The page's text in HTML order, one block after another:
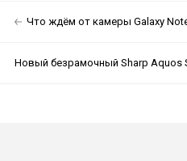
Что ждём от камеры Galaxy
Новый безрамочный Sharp Aquos